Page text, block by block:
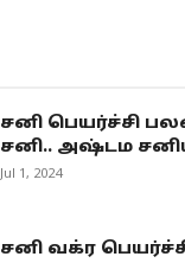
சனி பெயர்ச்சி
சனி.. அஷ்டம
Jul 1, 2024
சனி வக்ர